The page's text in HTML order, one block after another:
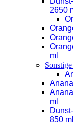
2650
ml
ml
850 ml